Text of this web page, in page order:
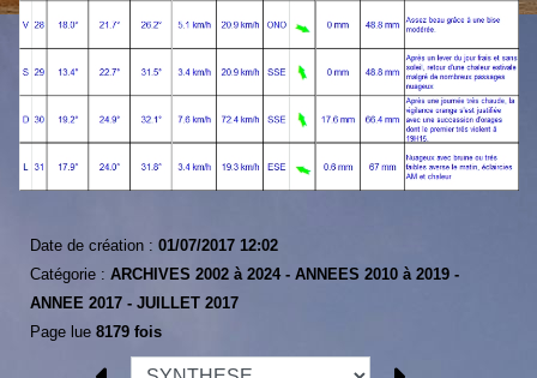
Date de création : 01/07/2017 12:02
Catégorie : ARCHIVES 2002 à 2024 - ANNEES 2010 à 2019 -
ANNEE 2017 - JUILLET 2017
Page lue 8179 fois